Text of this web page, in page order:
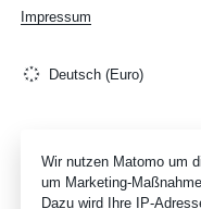
Impressum
Deutsch (Euro)
Wir nutzen Matomo um
um Marketing-
Dazu wird Ihre IP-